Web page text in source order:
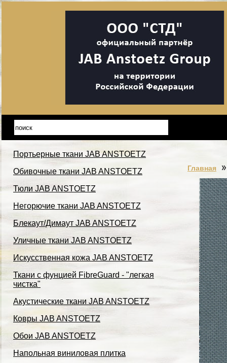
Портьерные ткани JAB ANSTOETZ
Обивочные ткани JAB ANSTOETZ
Тюли JAB ANSTOETZ
Негорючие ткани JAB ANSTOETZ
Блекаут/Димаут JAB ANSTOETZ
Уличные ткани JAB ANSTOETZ
Искусственная кожа JAB ANSTOETZ
Ткани с фунцией FibreGuard - "легкая
чистка"
Акустические ткани JAB ANSTOETZ
Ковры JAB ANSTOETZ
Обои JAB ANSTOETZ
Напольная виниловая плитка
Главная